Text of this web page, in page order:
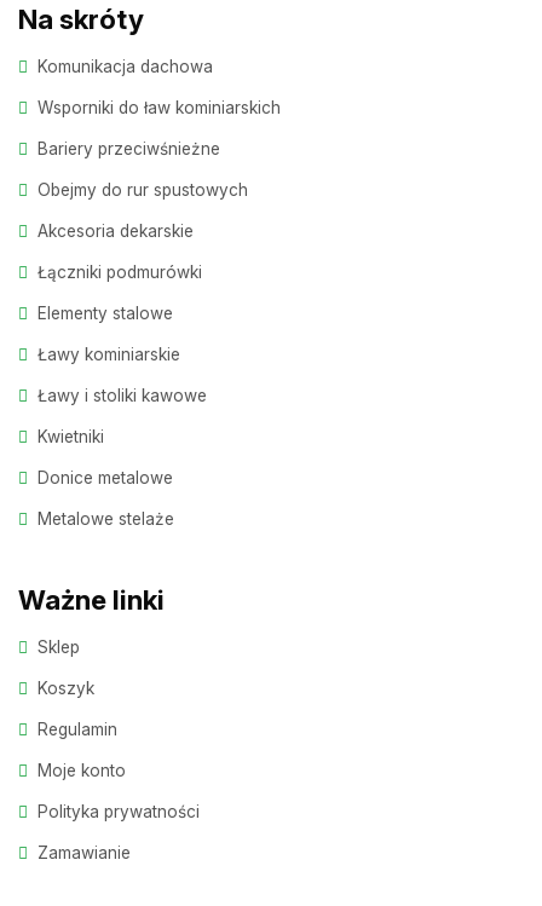
Na skróty
Komunikacja dachowa
Wsporniki do ław kominiarskich
Bariery przeciwśnieżne
Obejmy do rur spustowych
Akcesoria dekarskie
Łączniki podmurówki
Elementy stalowe
Ławy kominiarskie
Ławy i stoliki kawowe
Kwietniki
Donice metalowe
Metalowe stelaże
Ważne linki
Sklep
Koszyk
Regulamin
Moje konto
Polityka prywatności
Zamawianie